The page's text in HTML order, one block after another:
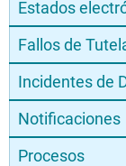
Estados
Fallos de
Incidentes de
Notificaciones
Procesos